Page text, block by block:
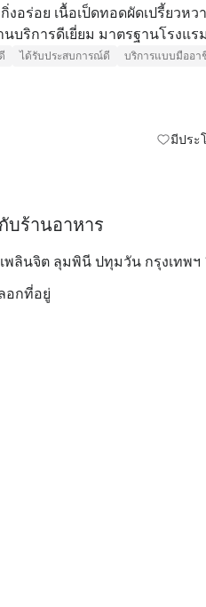
งอร่อย เนื้อเป็ดทอดผัดเปรี้ยวหว
ได้รับประสบการณ์ดี บริการแบบมืออา
มีประ
บร้านอาหาร
พลินจิต ลุมพินี ปทุมวัน กรุงเทพฯ
อกที่อยู่